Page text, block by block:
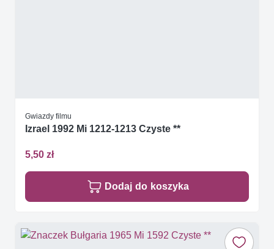
Gwiazdy filmu
Izrael 1992 Mi 1212-1213 Czyste **
5,50 zł
Dodaj do koszyka